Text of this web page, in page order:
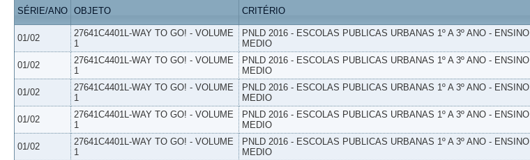
SÉRIE/ANO OBJETO CRITÉRIO
01/02
27641C4401L-WAY TO GO! - VOLUME
1
PNLD 2016 - ESCOLAS PUBLICAS URBANAS 1º A 3º ANO - ENSINO
MEDIO
01/02
27641C4401L-WAY TO GO! - VOLUME
1
PNLD 2016 - ESCOLAS PUBLICAS URBANAS 1º A 3º ANO - ENSINO
MEDIO
01/02
27641C4401L-WAY TO GO! - VOLUME
1
PNLD 2016 - ESCOLAS PUBLICAS URBANAS 1º A 3º ANO - ENSINO
MEDIO
01/02
27641C4401L-WAY TO GO! - VOLUME
1
PNLD 2016 - ESCOLAS PUBLICAS URBANAS 1º A 3º ANO - ENSINO
MEDIO
01/02
27641C4401L-WAY TO GO! - VOLUME
1
PNLD 2016 - ESCOLAS PUBLICAS URBANAS 1º A 3º ANO - ENSINO
MEDIO